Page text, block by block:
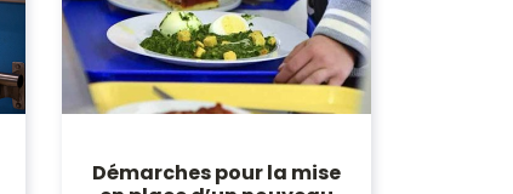
Démarches pour la mise